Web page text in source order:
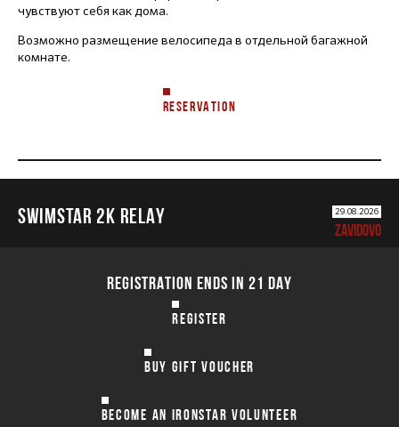
чувствуют себя как дома.
Возможно размещение велосипеда в отдельной багажной
комнате.
RESERVATION
SWIMSTAR 2K RELAY 29.08.2026
ZAVIDOVO
REGISTRATION ENDS IN 21 DAY
REGISTER
BUY GIFT VOUCHER
BECOME AN IRONSTAR VOLUNTEER